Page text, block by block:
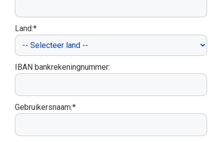
Land:*
IBAN bankrekeningnummer:
Gebruikersnaam:*